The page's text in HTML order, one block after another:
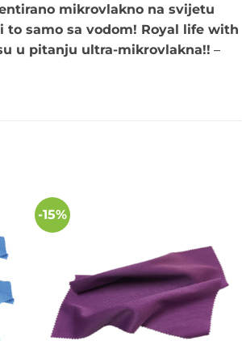
mikrovlakno na svijetu
to samo sa vodom! Royal life with
u pitanju ultra-mikrovlakna!! –
-15%